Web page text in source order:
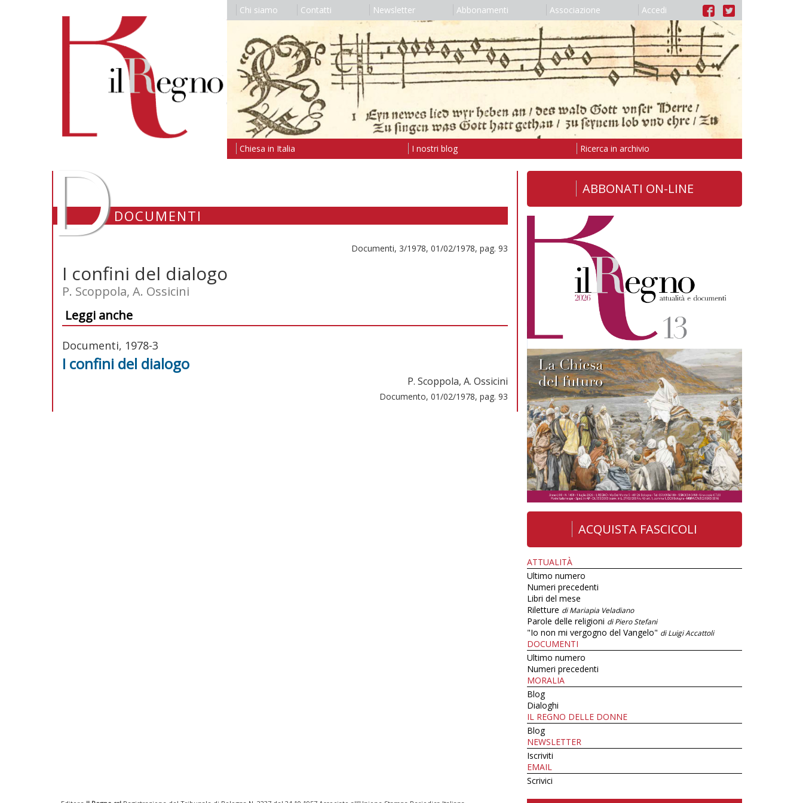
Chi siamo Contatti Newsletter Abbonamenti Associazione Accedi
Chiesa in Italia I nostri blog Ricerca in archivio
DDOCUMENTI
Documenti, 3/1978, 01/02/1978, pag. 93
I confini del dialogo
P. Scoppola, A. Ossicini
Leggi anche
Documenti, 1978-3
I confini del dialogo
P. Scoppola, A. Ossicini
Documento, 01/02/1978, pag. 93
ABBONATI ON-LINE
ACQUISTA FASCICOLI
ATTUALITÀ
Ultimo numero
Numeri precedenti
Libri del mese
Riletture di Mariapia Veladiano
Parole delle religioni di Piero Stefani
"Io non mi vergogno del Vangelo" di Luigi Accattoli
DOCUMENTI
Ultimo numero
Numeri precedenti
MORALIA
Blog
Dialoghi
IL REGNO DELLE DONNE
Blog
NEWSLETTER
Iscriviti
EMAIL
Scrivici